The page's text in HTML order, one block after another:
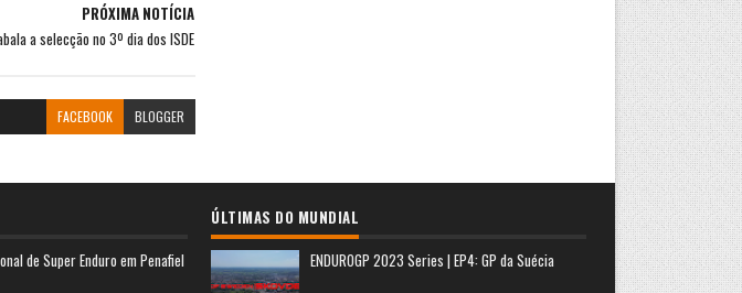
PRÓXIMA NOTÍCIA
a selecção no 3º dia dos ISDE
FACEBOOK BLOGGER
de Super Enduro em Penafiel
ÚLTIMAS DO MUNDIAL
ENDUROGP 2023 Series | EP4: GP da Suécia